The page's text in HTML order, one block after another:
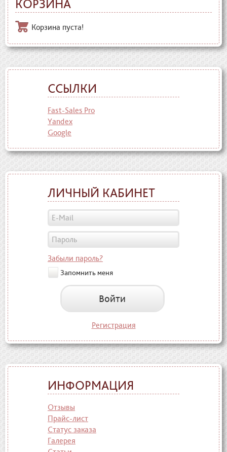
КОРЗИНА
Корзина пуста!
ССЫЛКИ
Fast-Sales Pro
Yandex
Google
ЛИЧНЫЙ КАБИНЕТ
Забыли пароль?
Запомнить меня
Войти
Регистрация
ИНФОРМАЦИЯ
Отзывы
Прайс-лист
Статус заказа
Галерея